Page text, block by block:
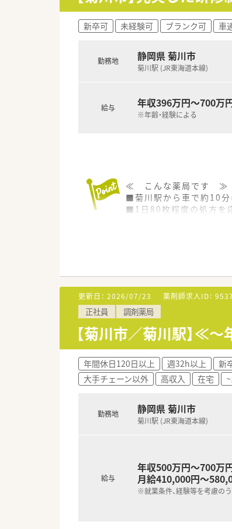
新卒可 未経験可 ブランク可 車
勤務地 静岡県 菊川市
菊川駅 (JR東海道本線)
給与 年収396万円～700万
※年齢・経験による
≪ こんな薬局です ≫
■菊川駅から車で約10分
■1日80枚程度の処方を
福岡県本社で全国に
なども手掛ける企業です
「質の高い医療」を提供
■多彩なキャリアパス
公的機関の認定制度と
ります。
薬剤師としての専門性を
描けます。
■研修制度充実
企業独自の「GOES」
またカフェテリア研修
調剤業務の基礎的な研
高い水準で子育てサポ
男性の育児休暇取得実績あ
妊婦通院休暇：ご懐妊
妊婦短時間勤務：ご懐
育児休業：ライフスタ
育児休業特別有給休暇
看護休暇：小学校就学
更新日： 2026/07/23 薬剤師求人ID：
正社員 調剤薬局
【菊川市／菊川駅】≪
年間休日120日以上 週32h以上 新
大手チェーン以外
高収入 在宅
勤務地 静岡県 菊川市
菊川駅 (JR東海道本線)
給与
年収500万円～700万
月給410,000円～
※就業条件、経験等を考慮のう